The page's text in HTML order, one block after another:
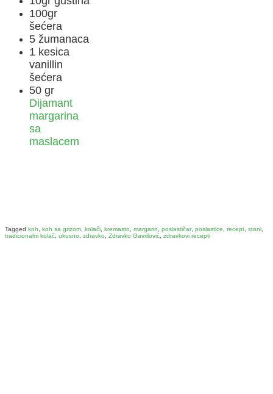
100gr
šećera
5 žumanaca
1 kesica
vanillin
šećera
50 gr
Dijamant
margarina
sa
maslacem
Tagged koh koh sa grizom kolači kremasto margarin poslastičar, poslastice recept stoni
tradicionalni kolač ukusno zdravko Zdravko Gavrilović zdravkovi recepti